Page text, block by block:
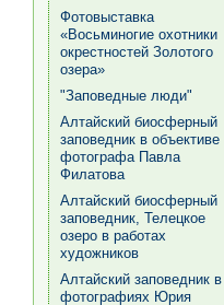
Фотовыставка
«Восьминогие охотники
окрестностей Золотого
озера»
"Заповедные люди"
Алтайский биосферный
заповедник в объективе
фотографа Павла
Филатова
Алтайский биосферный
заповедник, Телецкое
озеро в работах
художников
Алтайский заповедник в
фотографиях Юрия